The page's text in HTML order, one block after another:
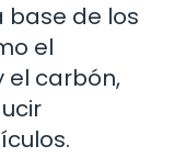
base de los
el
el carbón,